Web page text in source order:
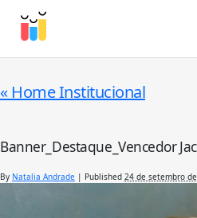
« Home Institucional
Banner_Destaque_Vencedor
By Natalia Andrade | Published 24 de setembro